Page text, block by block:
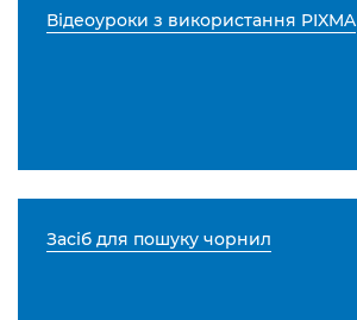
Відеоуроки з використання PIXMA
Засіб для пошуку чорнил